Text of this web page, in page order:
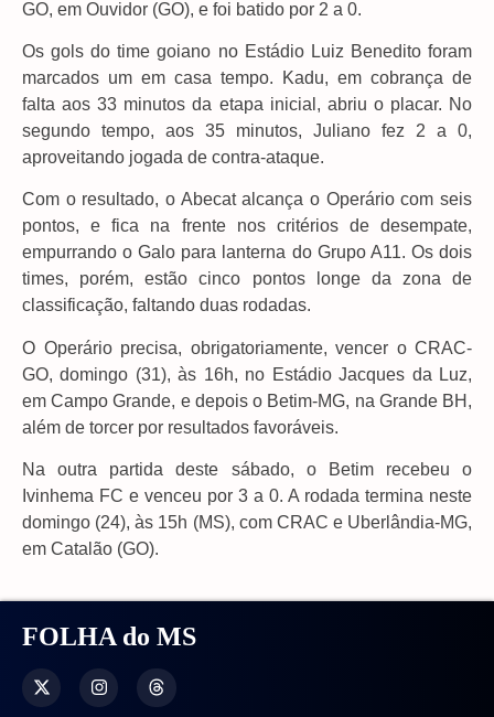
GO, em Ouvidor (GO), e foi batido por 2 a 0.
Os gols do time goiano no Estádio Luiz Benedito foram
marcados um em casa tempo. Kadu, em cobrança de
falta aos 33 minutos da etapa inicial, abriu o placar. No
segundo tempo, aos 35 minutos, Juliano fez 2 a 0,
aproveitando jogada de contra-ataque.
Com o resultado, o Abecat alcança o Operário com seis
pontos, e fica na frente nos critérios de desempate,
empurrando o Galo para lanterna do Grupo A11. Os dois
times, porém, estão cinco pontos longe da zona de
classificação, faltando duas rodadas.
O Operário precisa, obrigatoriamente, vencer o CRAC-
GO, domingo (31), às 16h, no Estádio Jacques da Luz,
em Campo Grande, e depois o Betim-MG, na Grande BH,
além de torcer por resultados favoráveis.
Na outra partida deste sábado, o Betim recebeu o
Ivinhema FC e venceu por 3 a 0. A rodada termina neste
domingo (24), às 15h (MS), com CRAC e Uberlândia-MG,
em Catalão (GO).
FOLHA do MS